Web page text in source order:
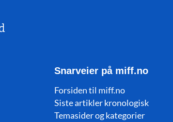
Snarveier på miff.no
Forsiden til miff.no
Siste artikler kronologisk
Temasider og kategorier